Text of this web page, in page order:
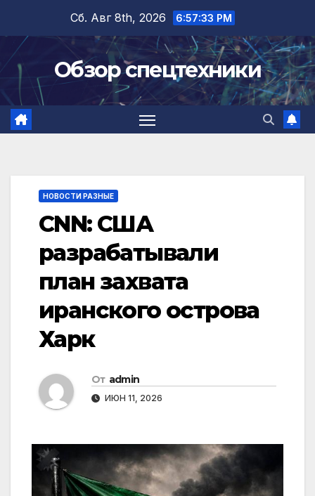
содержимому
Сб. Авг 8th, 2026 6:57:34 PM
Обзор спецтехники
НОВОСТИ РАЗНЫЕ
CNN: США
разрабатывали
план захвата
иранского острова
Харк
От admin
ИЮН 11, 2026